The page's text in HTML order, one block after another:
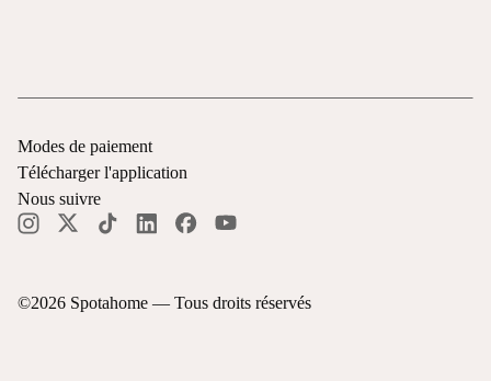
©2026 Spotahome — Tous droits réservés
Modes de paiement
Télécharger l'application
Nous suivre